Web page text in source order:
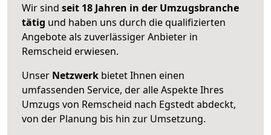
Wir sind seit 18 Jahren in der Umzugsbranche
tätig und haben uns durch die qualifizierten
Angebote als zuverlässiger Anbieter in
Remscheid erwiesen.
Unser Netzwerk bietet Ihnen einen
umfassenden Service, der alle Aspekte Ihres
Umzugs von Remscheid nach Egstedt abdeckt,
von der Planung bis hin zur Umsetzung.